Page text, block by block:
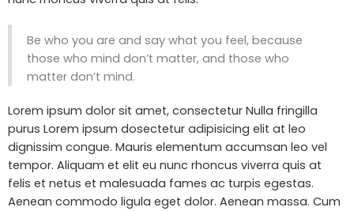
Be who you are and say what you feel, because
those who mind don’t matter, and those who
matter don’t mind.
Lorem ipsum dolor sit amet, consectetur Nulla fringilla
purus Lorem ipsum dosectetur adipisicing elit at leo
dignissim congue. Mauris elementum accumsan leo vel
tempor. Aliquam et elit eu nunc rhoncus viverra quis at
felis et netus et malesuada fames ac turpis egestas.
Aenean commodo ligula eget dolor. Aenean massa. Cum